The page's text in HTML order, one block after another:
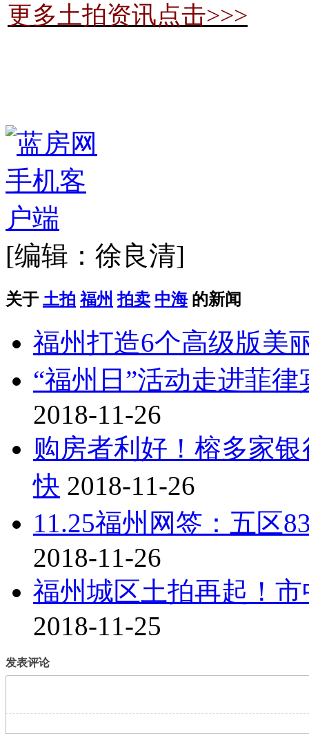
更多土拍资讯点击>>>
[编辑：徐良清]
关于 土拍 福州 拍卖 中海 的新闻
福州打造6个高级版美
“福州日”活动走进菲
2018-11-26
购房者利好！榕多家
快 2018-11-26
11.25福州网签：五区
2018-11-26
福州城区土拍再起！
2018-11-25
发表评论